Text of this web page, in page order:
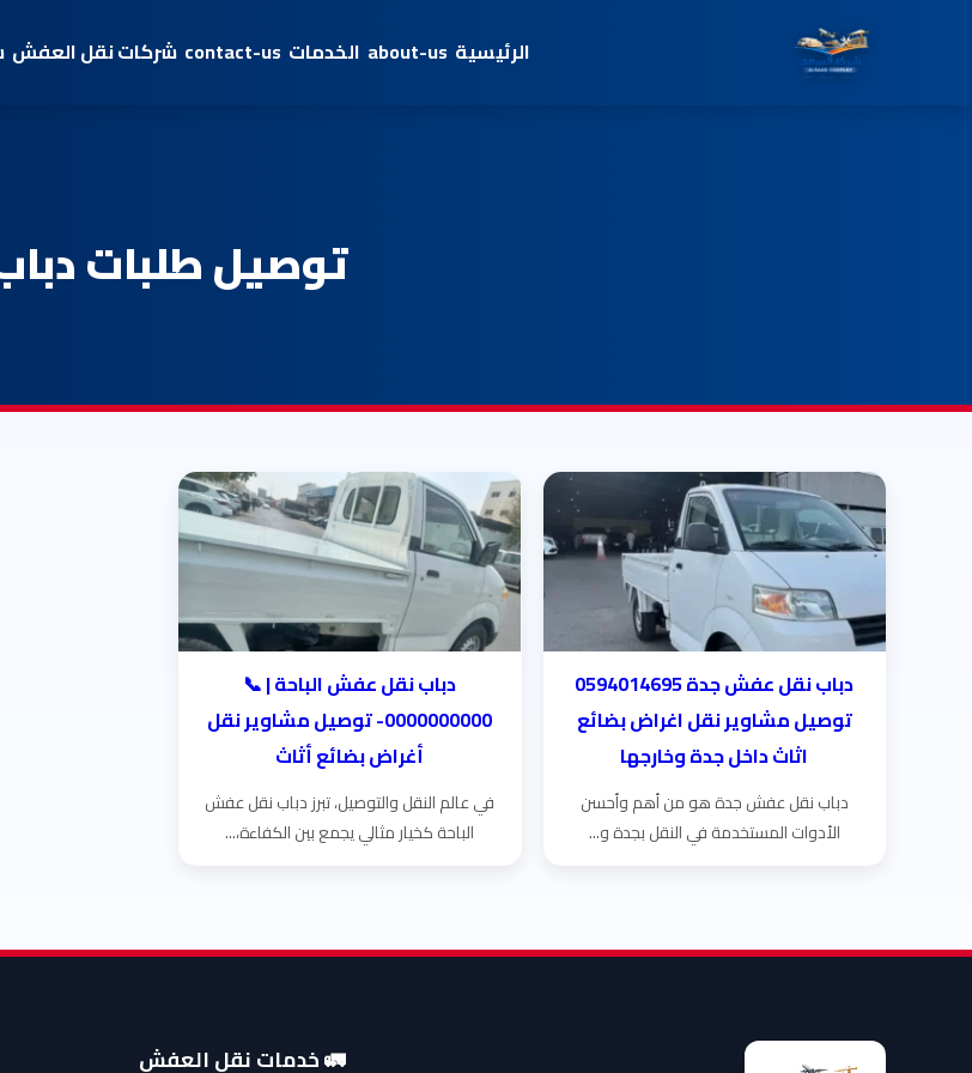
الرئيسية about-us الخدمات contact-us شركات نقل العفش
توصيل طلبات
دباب نقل عفش جدة 0594014695
توصيل مشاوير نقل اغراض بضائع
اثاث داخل جدة وخارجها
دباب نقل عفش جدة هو من أهم وأحسن
الأدوات المستخدمة في النقل بجدة و...
دباب نقل عفش الباحة | 📞
0000000000- توصيل مشاوير نقل
أغراض بضائع أثاث
في عالم النقل والتوصيل، تبرز دباب نقل عفش
الباحة كخيار مثالي يجمع بين الكفاءة،...
🚛 خدمات نقل العفش